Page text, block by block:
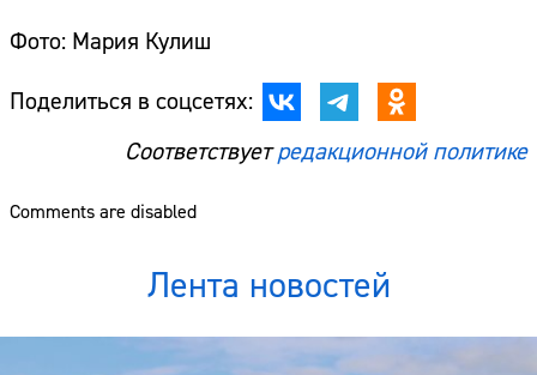
Фото: Мария Кулиш
Поделиться в соцсетях:
Соответствуетредакционной политике
Comments are disabled
Лента новостей